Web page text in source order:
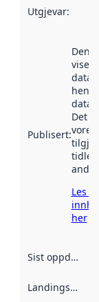
Utgjevar:
Publisert:
viser
henta
Det
vore
andre
Les
her
Sist oppdatert
Landingsside